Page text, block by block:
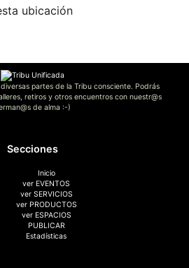
ubicación
partes de la Tribu consciente. Podrás
retiros y otros encuentros con nuestr@s
de alma :-)
Secciones
Inicio
ver EVENTOS
ver SERVICIOS
ver PRODUCTOS
ver ESPACIOS
PUBLICAR
Estadísticas